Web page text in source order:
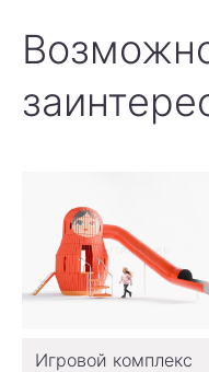
Игровой комплекс